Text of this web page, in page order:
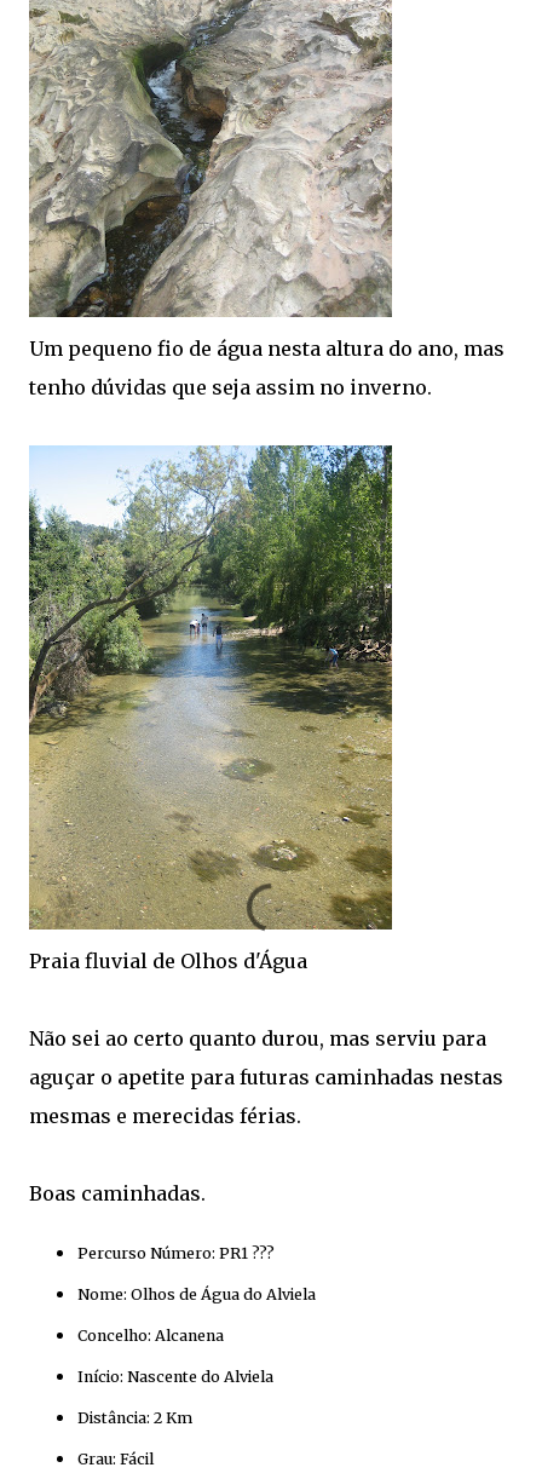
Um pequeno fio de água nesta altura do ano, mas
tenho dúvidas que seja assim no inverno.
Praia fluvial de Olhos d'Água
Não sei ao certo quanto durou, mas serviu para
aguçar o apetite para futuras caminhadas nestas
mesmas e merecidas férias.
Boas caminhadas.
Percurso Número: PR1 ???
Nome: Olhos de Água do Alviela
Concelho: Alcanena
Início: Nascente do Alviela
Distância: 2 Km
Grau: Fácil